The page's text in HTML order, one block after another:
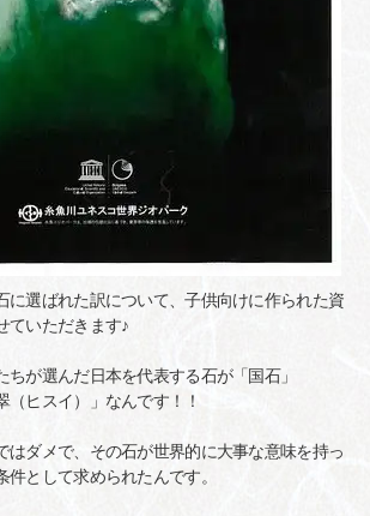
に選ばれた訳について、子供向けに作られた資
ていただきます♪
ちが選んだ日本を代表する石が「国石」
（ヒスイ）」なんです！！
はダメで、その石が世界的に大事な意味を持っ
として求められたんです。